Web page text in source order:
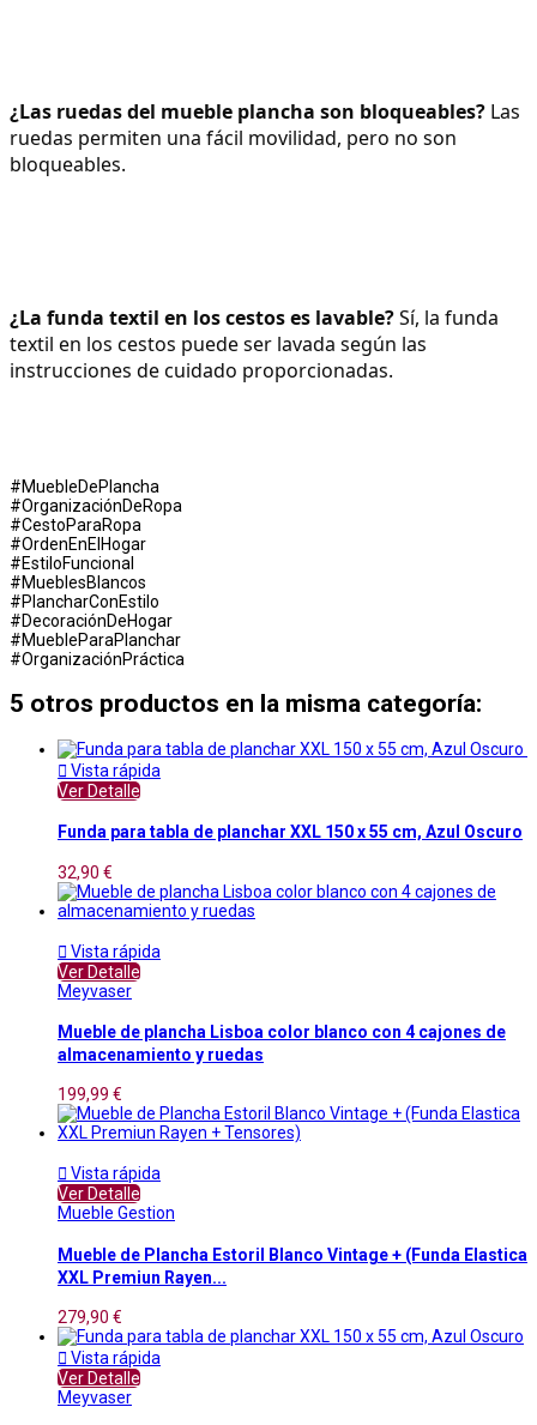
¿Las ruedas del mueble plancha son bloqueables? Las
ruedas permiten una fácil movilidad, pero no son
bloqueables.
¿La funda textil en los cestos es lavable? Sí, la funda
textil en los cestos puede ser lavada según las
instrucciones de cuidado proporcionadas.
#MuebleDePlancha
#OrganizaciónDeRopa
#CestoParaRopa
#OrdenEnElHogar
#EstiloFuncional
#MueblesBlancos
#PlancharConEstilo
#DecoraciónDeHogar
#MuebleParaPlanchar
#OrganizaciónPráctica
5 otros productos en la misma categoría:
 Vista rápida
Ver Detalle
Funda para tabla de planchar XXL 150 x 55 cm, Azul Oscuro
32,90 €
 Vista rápida
Ver Detalle
Meyvaser
Mueble de plancha Lisboa color blanco con 4 cajones de
almacenamiento y ruedas
199,99 €
 Vista rápida
Ver Detalle
Mueble Gestion
Mueble de Plancha Estoril Blanco Vintage + (Funda Elastica
XXL Premiun Rayen...
279,90 €
 Vista rápida
Ver Detalle
Meyvaser